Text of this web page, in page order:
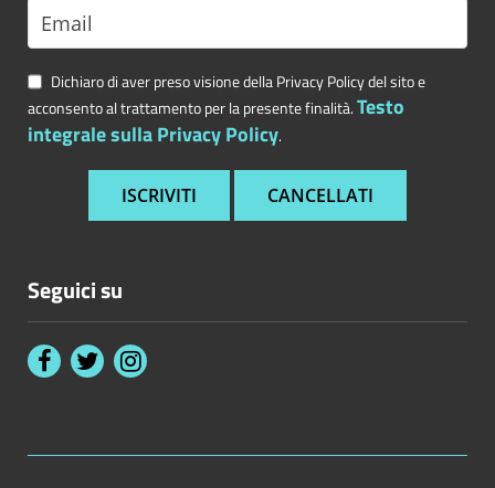
Dichiaro di aver preso visione della Privacy Policy del sito e
acconsento al trattamento per la presente finalità.Testo
integrale sulla Privacy Policy.
Seguici su